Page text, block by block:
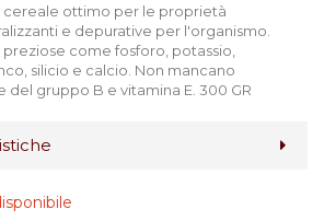
cereale ottimo per le proprietà
e depurative per l'organismo.
come fosforo, potassio,
silicio e calcio. Non mancano
gruppo B e vitamina E. 300 GR